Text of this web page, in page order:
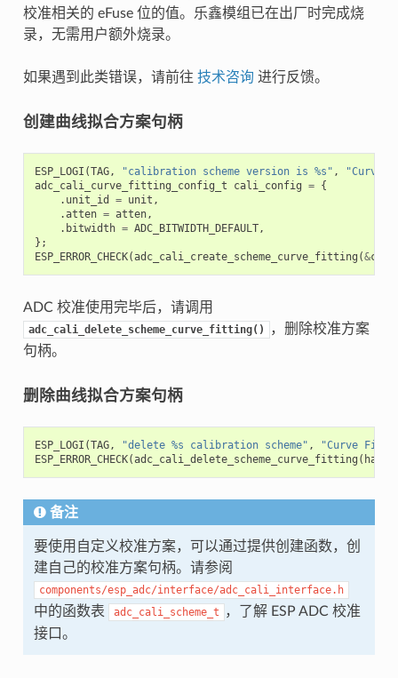
校准相关的 eFuse 位的值。乐鑫模组已在出厂时完成烧
录，无需用户额外烧录。
如果遇到此类错误，请前往 技术咨询 进行反馈。
创建曲线拟合方案句柄
ESP_LOGI (TAG, "calibration scheme version is %s" ,
"Curve
adc_cali_curve_fitting_config_t
cali_config = {
. unit_id = unit ,
.atten = atten,
. bitwidth = ADC_BITWIDTH_DEFAULT,
};
ESP_ERROR_CHECK(adc_cali_create_scheme_curve_fitting (&
ADC 校准使用完毕后，请调用
adc_cali_delete_scheme_curve_fitting()
，删除校准方案
句柄。
删除曲线拟合方案句柄
ESP_LOGI (TAG, "delete %s calibration scheme" ,
"Curve
ESP_ERROR_CHECK(adc_cali_delete_scheme_curve_fitting (
备注
要使用自定义校准方案，可以通过提供创建函数，创
建自己的校准方案句柄。请参阅
components/esp_adc/interface/adc_cali_interface.h
中的函数表 adc_cali_scheme_t
，了解 ESP ADC 校准
接口。